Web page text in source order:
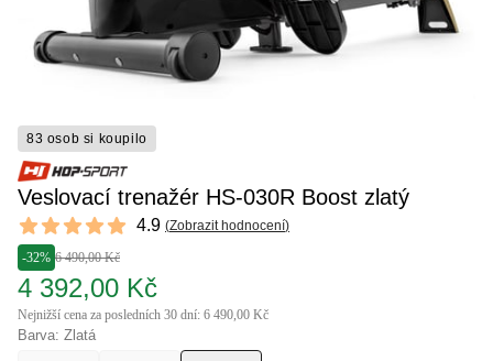
83 osob si koupilo
Veslovací trenažér HS-030R Boost zlatý
Reviews
4.9 out of 5 stars 4.9 (Zobrazit hodnocení)
-32% 6 490,00 Kč
4 392,00 Kč
Nejnižší cena za posledních 30 dní: 6 490,00 Kč
Barva: Zlatá